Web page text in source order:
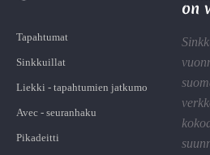
Tapahtumat
Sinkkuillat
Liekki - tapahtumien jatkumo
Avec - seuranhaku
Pikadeitti
on